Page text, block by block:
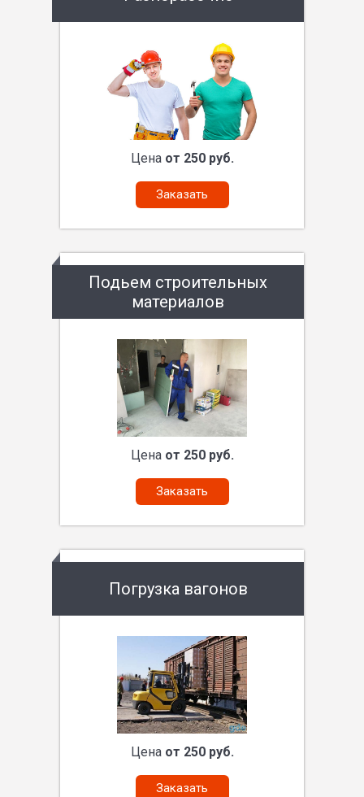
Цена от 250 руб.
Заказать
Подьем строительных
материалов
Цена от 250 руб.
Заказать
Погрузка вагонов
Цена от 250 руб.
Заказать